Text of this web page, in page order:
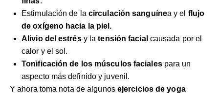
Estimulación de la circulación sanguínea y el flujo
de oxígeno hacia la piel.
Alivio del estrésy latensión facial causada por el
calor y el sol.
Tonificación de los músculos facialespara un
aspecto más definido y juvenil.
Y ahora toma nota de algunos ejercicios de yoga